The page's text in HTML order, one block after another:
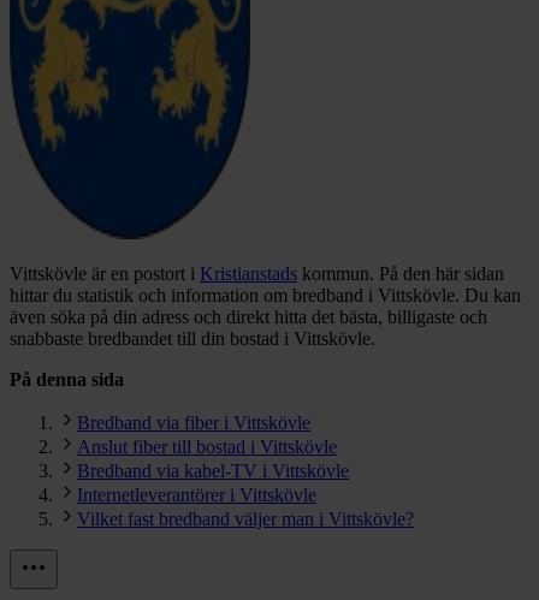
Vittskövle är en postort i Kristianstads kommun. På den här sidan
hittar du statistik och information om bredband i Vittskövle. Du kan
även söka på din adress och direkt hitta det bästa, billigaste och
snabbaste bredbandet till din bostad i Vittskövle.
På denna sida
Bredband via fiber i Vittskövle
Anslut fiber till bostad i Vittskövle
Bredband via kabel-TV i Vittskövle
Internetleverantörer i Vittskövle
Vilket fast bredband väljer man i Vittskövle?